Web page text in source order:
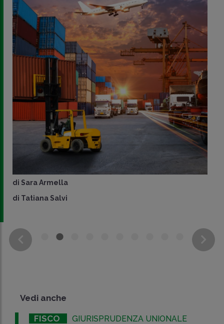
di Sara Armella
di Tatiana Salvi
Vedi anche
FISCO GIURISPRUDENZA UNIONALE